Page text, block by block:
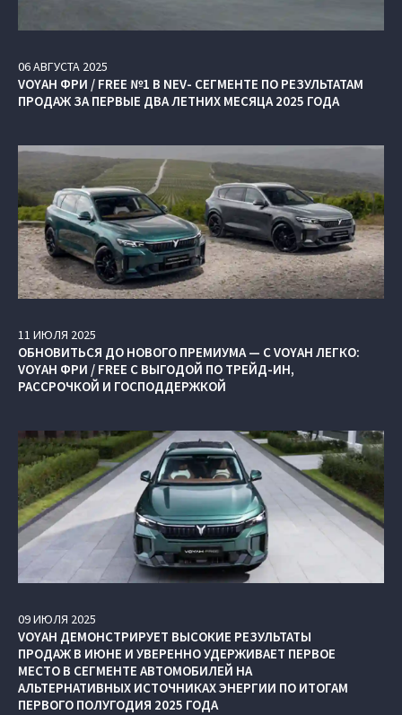
06АВГУСТА 2025
VOYAH ФРИ / FREE №1 В NEV- СЕГМЕНТЕ ПО РЕЗУЛЬТАТАМ
ПРОДАЖ ЗА ПЕРВЫЕ ДВА ЛЕТНИХ МЕСЯЦА 2025 ГОДА
11 ИЮЛЯ 2025
ОБНОВИТЬСЯ ДО НОВОГО ПРЕМИУМА — С VOYAH ЛЕГКО:
VOYAH ФРИ / FREE С ВЫГОДОЙ ПО ТРЕЙД-ИН,
РАССРОЧКОЙ И ГОСПОДДЕРЖКОЙ
09ИЮЛЯ 2025
VOYAH ДЕМОНСТРИРУЕТ ВЫСОКИЕ РЕЗУЛЬТАТЫ
ПРОДАЖ В ИЮНЕ И УВЕРЕННО УДЕРЖИВАЕТ ПЕРВОЕ
МЕСТО В СЕГМЕНТЕ АВТОМОБИЛЕЙ НА
АЛЬТЕРНАТИВНЫХ ИСТОЧНИКАХ ЭНЕРГИИ ПО ИТОГАМ
ПЕРВОГО ПОЛУГОДИЯ 2025 ГОДА